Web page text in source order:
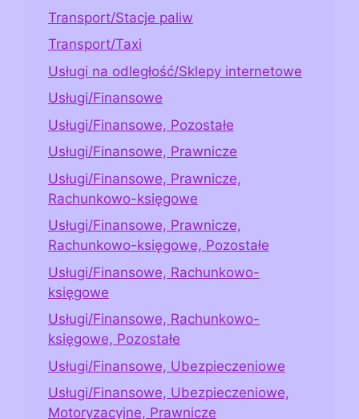
Transport/Stacje paliw
Transport/Taxi
Usługi na odległość/Sklepy internetowe
Usługi/Finansowe
Usługi/Finansowe, Pozostałe
Usługi/Finansowe, Prawnicze
Usługi/Finansowe, Prawnicze,
Rachunkowo-księgowe
Usługi/Finansowe, Prawnicze,
Rachunkowo-księgowe, Pozostałe
Usługi/Finansowe, Rachunkowo-
księgowe
Usługi/Finansowe, Rachunkowo-
księgowe, Pozostałe
Usługi/Finansowe, Ubezpieczeniowe
Usługi/Finansowe, Ubezpieczeniowe,
Motoryzacyjne, Prawnicze